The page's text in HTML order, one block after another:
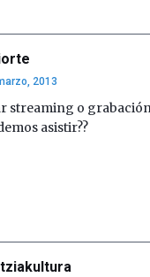
2013
streaming o
asistir??